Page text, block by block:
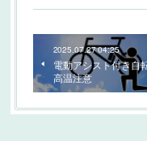
2025.07.27 04:25
電動アシスト付き自
高温注意